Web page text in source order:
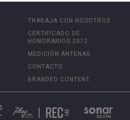
TRABAJA CON NOSOTROS
CERTIFICADO DE
HONORARIOS 2012
MEDICIÓN ANTENAS
CONTACTO
BRANDED CONTENT